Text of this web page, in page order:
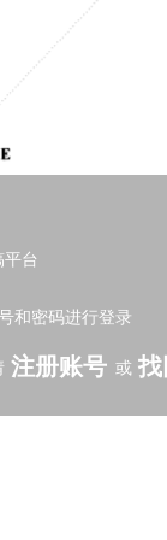
台
和密码进行登录
注册账号 或